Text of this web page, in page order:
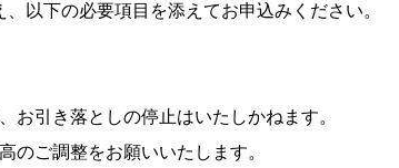
以下の必要項目を添えてお申込みください。
引き落としの停止はいたしかねます。
ご調整をお願いいたします。